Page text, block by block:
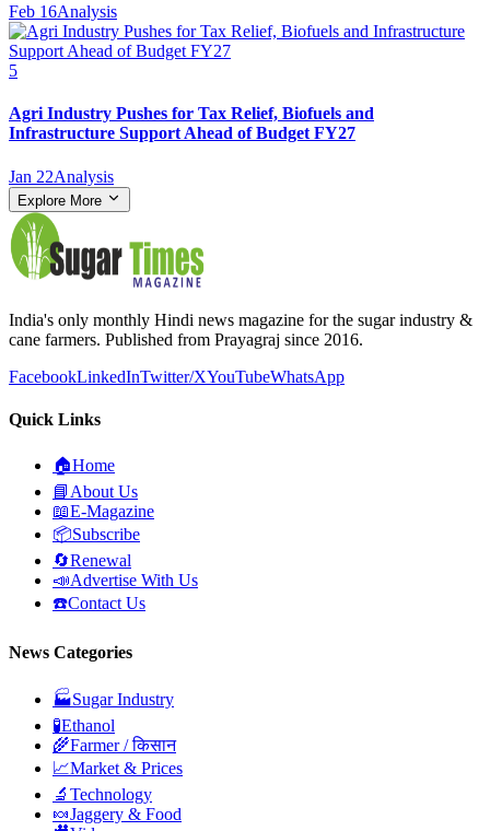
Feb 16Analysis
5
Agri Industry Pushes for Tax Relief, Biofuels and
Infrastructure Support Ahead of Budget FY27
Jan 22Analysis
Explore More
India's only monthly Hindi news magazine for the sugar industry &
cane farmers. Published from Prayagraj since 2016.
FacebookLinkedInTwitter/XYouTubeWhatsApp
Quick Links
🏠Home
📘 About Us
📖E-Magazine
📦Subscribe
🔄Renewal
📣Advertise With Us
☎️Contact Us
News Categories
🏭Sugar Industry
🧪Ethanol
🌾Farmer / किसान
📈Market & Prices
🔬 Technology
🍬Jaggery & Food